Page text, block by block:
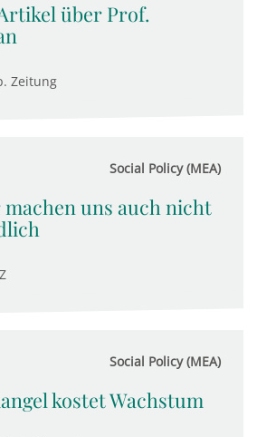
über Prof.
Zeitung
Social Policy (MEA)
uns auch nicht
Social Policy (MEA)
kostet Wachstum